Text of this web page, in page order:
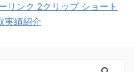
リンク 2クリップ ショート
実績紹介